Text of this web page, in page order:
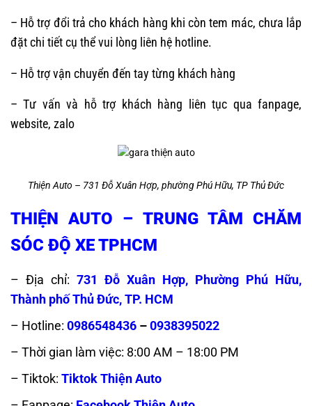
– Hỗ trợ đổi trả cho khách hàng khi còn tem mác, chưa lắp
đặt chi tiết cụ thể vui lòng liên hệ hotline.
– Hỗ trợ vận chuyển đến tay từng khách hàng
– Tư vấn và hỗ trợ khách hàng liên tục qua fanpage,
website, zalo
Thiện Auto – 731 Đỗ Xuân Hợp, phường Phú Hữu, TP Thủ Đức
THIỆN AUTO – TRUNG TÂM CHĂM
SÓC ĐỘ XE TPHCM
– Địa chỉ: 731 Đỗ Xuân Hợp, Phường Phú Hữu,
Thành phố Thủ Đức, TP. HCM
– Hotline: 0986548436 –0938395022
– Thời gian làm việc: 8:00 AM – 18:00 PM
– Tiktok: Tiktok Thiện Auto